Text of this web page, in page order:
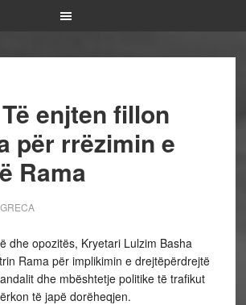
enjten fillon
për rrëzimin e
Rama
dhe opozitës, Kryetari Lulzim Basha
Rama për implikimin e drejtëpërdrejtë
dhe mbështetje politike të trafikut
të japë dorëheqjen.